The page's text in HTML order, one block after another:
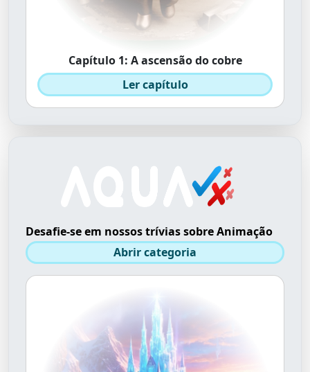
Capítulo 1: A ascensão do cobre
Ler capítulo
Desafie-se em nossos trívias sobre Animação
Abrir categoria